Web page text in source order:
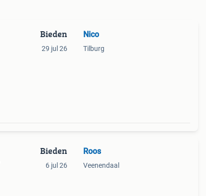
Bieden
29 jul 26
Nico
Tilburg
Bieden
6 jul 26
Roos
Veenendaal